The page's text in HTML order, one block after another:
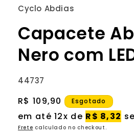
modal
Cyclo Abdias
Capacete
Nero com
SKU:
44737
Preço
normal
R$ 109,90 Esgotado
em até 12x de R$ 8,32
Frete calculado no checkout.